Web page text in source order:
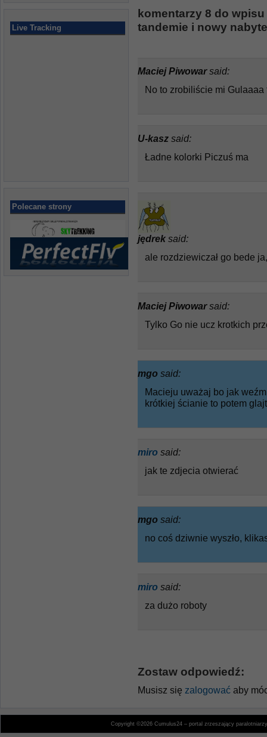
Live Tracking
Polecane strony
komentarzy 8 do
tandemie i nowy
Maciej Piwowarsaid:
No to zrobiliście mi Gulaaaa
U-kasz said:
Ładne kolorki Piczuś ma
jędrek said:
ale rozdziewiczał go bede
Maciej Piwowarsaid:
Tylko Go nie ucz krotkich
mgo said:
Macieju uważaj bo jak
krótkiej ścianie to potem
miro said:
jak te zdjecia otwierać
mgo said:
no coś dziwnie wyszło,
miro said:
za dużo roboty
Zostaw odpowiedź:
Musisz się zalogować aby
Copyright ©2026 Cumulus24 – portal zrzeszający